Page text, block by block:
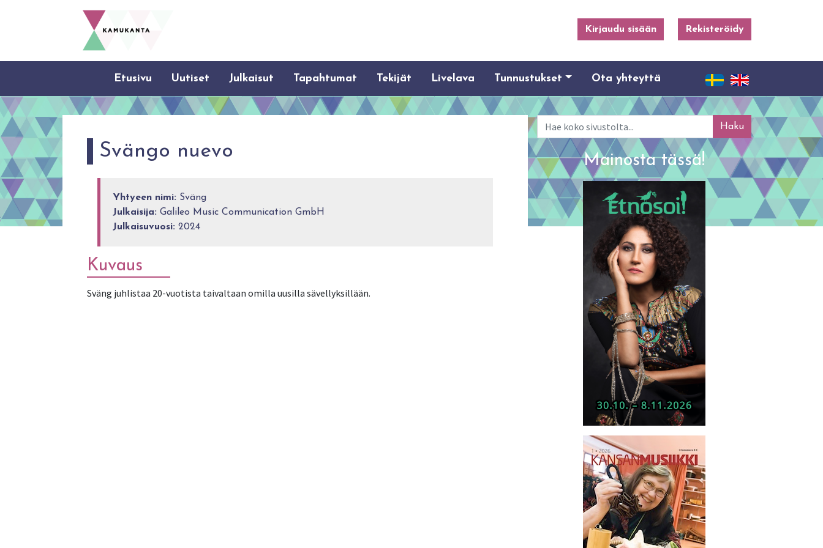
Kirjaudu sisään Rekisteröidy
Etusivu Uutiset Julkaisut Tapahtumat Tekijät Livelava Tunnustukset Ota yhteyttä
Svängo nuevo
Yhtyeen nimi: Sväng
Julkaisija: Galileo Music Communication GmbH
Julkaisuvuosi: 2024
Kuvaus
Sväng juhlistaa 20-vuotista taivaltaan omilla uusilla sävellyksillään.
Haku
Mainosta tässä!